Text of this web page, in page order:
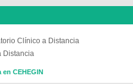
Clínico a Distancia
Distancia
en CEHEGIN